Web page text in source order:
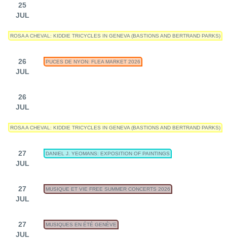
25
JUL
ROSA A CHEVAL: KIDDIE TRICYCLES IN GENEVA (BASTIONS AND BERTRAND PARKS)
26
JUL
PUCES DE NYON: FLEA MARKET 2026
26
JUL
ROSA A CHEVAL: KIDDIE TRICYCLES IN GENEVA (BASTIONS AND BERTRAND PARKS)
27
JUL
DANIEL J. YEOMANS: EXPOSITION OF PAINTINGS
27
JUL
MUSIQUE ET VIE FREE SUMMER CONCERTS 2026
27
JUL
MUSIQUES EN ÉTÉ GENÈVE